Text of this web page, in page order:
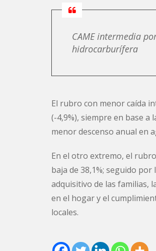
CAME intermedia
hidrocarburífera
El rubro con menor caída
(-4,9%), siempre en base
menor descenso anual en
En el otro extremo, el
baja de 38,1%; seguido
adquisitivo de las familias,
en el hogar y el
locales.